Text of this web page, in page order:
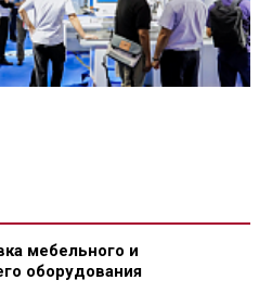
мебельного и
оборудования